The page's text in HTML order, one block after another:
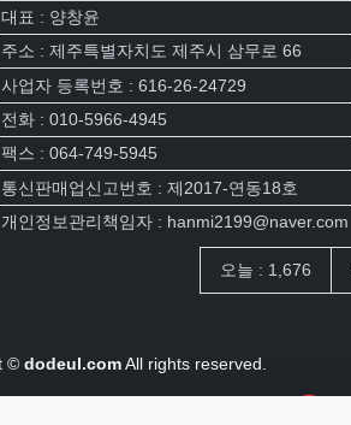
대표 : 양창윤
주소 : 제주특별자치도 제주시 삼무로 66
사업자 등록번호 : 616-26-24729
전화 : 010-5966-4945
팩스 : 064-749-5945
통신판매업신고번호 : 제2017-연동18호
개인정보관리책임자 : hanmi2199@naver.com
오늘 : 1,676
© dodeul.comAll rights reserved.